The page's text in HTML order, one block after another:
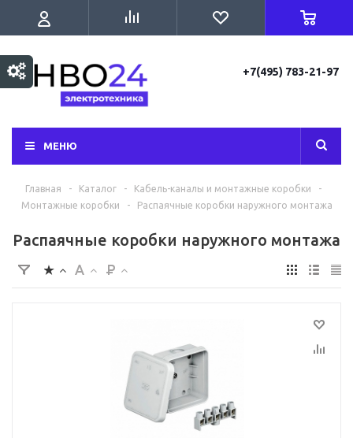
+7(495) 783-21-97
МЕНЮ
Главная - Каталог - Кабель-каналы и монтажные коробки
-
Монтажные коробки
- Распаячные коробки наружного монтажа
Распаячные коробки наружного монтажа